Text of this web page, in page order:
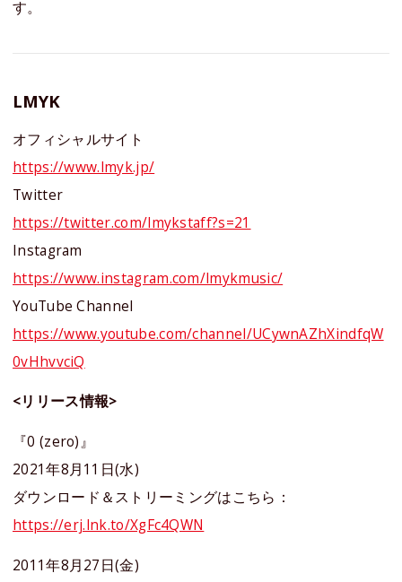
す。
LMYK
オフィシャルサイト
https://www.lmyk.jp/
Twitter
https://twitter.com/lmykstaff?s=21
Instagram
https://www.instagram.com/lmykmusic/
YouTube Channel
https://www.youtube.com/channel/UCywnAZhXindfqW
0vHhvvciQ
<リリース情報>
『0 (zero)』
2021年8月11日(水)
ダウンロード＆ストリーミングはこちら：
https://erj.lnk.to/XgFc4QWN
2011年8月27日(金)